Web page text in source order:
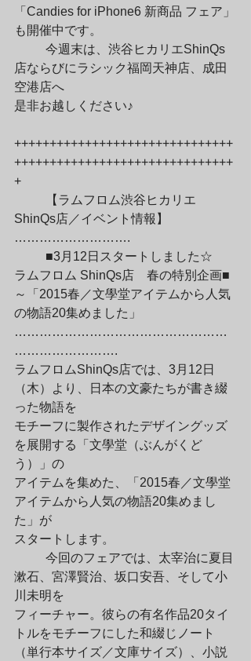
「Candies for iPhone6 新商品 フェア」
も開催中です。
店ならびにラシック福岡天神店、成田
空港店へ
是非お越しください♪
+++++++++++++++++++++++++++++++
+++++++++++++++++++++++++++++++
+
ShinQs店／イベント情報】
……………………….
ラムフロム ShinQs店　春の特別企画■
～「2015春／文學堂アイテムから人気
の物語20集めました」
……………………………………………
…………………….
ラムフロムShinQs店では、3月12日
（木）より、日本の文豪たちが書き綴
った物語を
モチーフに製作されたデザイングッズ
を展開する「文學堂（ぶんがくど
う）」の
アイテムを集めた、「2015春／文學堂
アイテムから人気の物語20集めまし
た」が
スタートします。
漱石、宮澤賢治、坂口安吾、そして小
川未明を
フィーチャー。彼らの有名作品20タイ
トルをモチーフにした和綴じノート
（単行本サイズ／文庫サイズ）、小説